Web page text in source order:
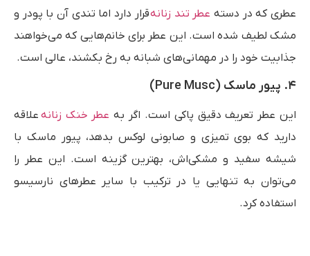
عطری که در دسته عطر تند زنانهقرار دارد اما تندی آن با پودر و
مشک لطیف شده است. این عطر برای خانم‌هایی که می‌خواهند
جذابیت خود را در مهمانی‌های شبانه به رخ بکشند، عالی است.
۴. پیور ماسک (Pure Musc)
این عطر تعریف دقیق پاکی است. اگر به عطر خنک زنانه علاقه
دارید که بوی تمیزی و صابونی لوکس بدهد، پیور ماسک با
شیشه سفید و مشکی‌اش، بهترین گزینه است. این عطر را
می‌توان به تنهایی یا در ترکیب با سایر عطرهای نارسیسو
استفاده کرد.